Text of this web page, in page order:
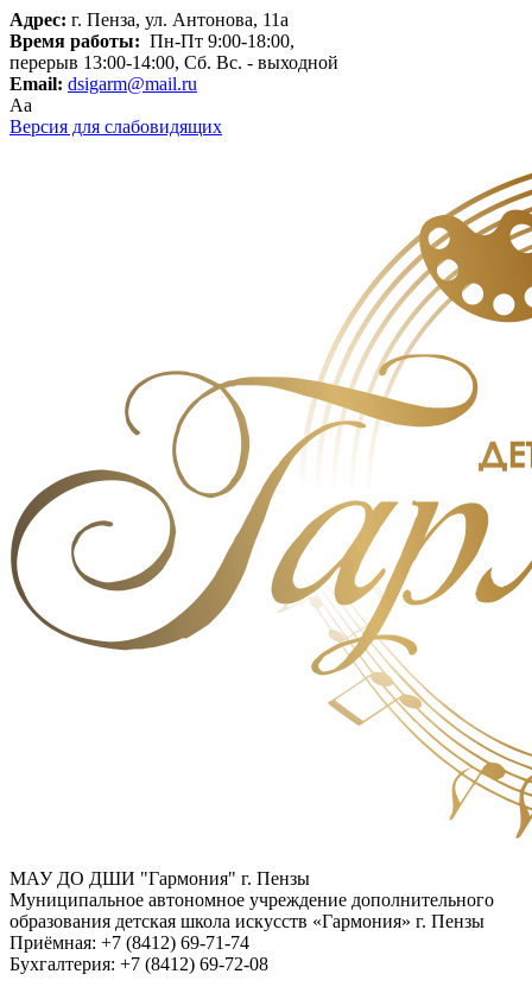
Адрес: г. Пенза, ул. Антонова, 11а
Время работы: Пн-Пт 9:00-18:00,
перерыв 13:00-14:00, Сб. Вс. - выходной
Email: dsigarm@mail.ru
Aa
Версия для слабовидящих
МАУ ДО ДШИ "Гармония" г. Пензы
Муниципальное автономное учреждение дополнительного
образования детская школа искусств «Гармония» г. Пензы
Приёмная: +7 (8412) 69-71-74
Бухгалтерия: +7 (8412) 69-72-08